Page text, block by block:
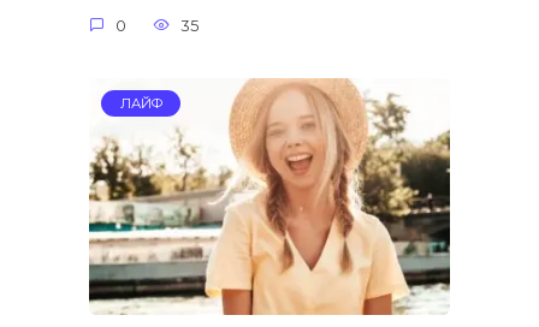
0 35
ЛАЙФ